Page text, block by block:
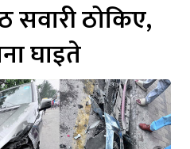
सवारी ठोकिए,
घाइते